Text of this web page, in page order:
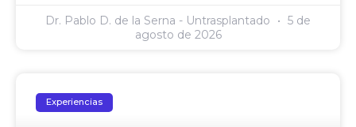
Dr. Pablo D. de la Serna - Untrasplantado
5 de
agosto de 2026
Experiencias